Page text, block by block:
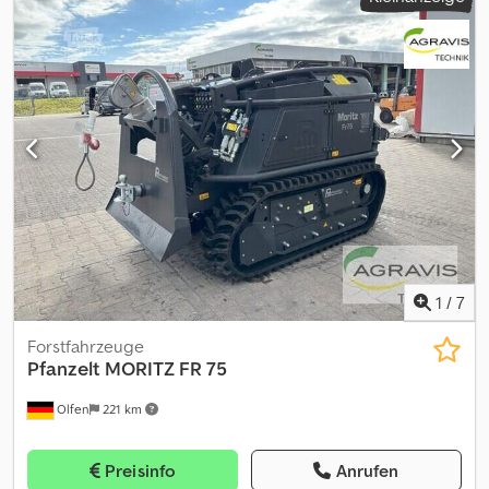
Federung: Luftfederung Hinterachse 1: Reifenmaß: 315/80 R 22.5;
Doppelbereift; Max. Achslast: 13000 kg; Reduzierung:
Ausenplanetenachsen; Federung: Luftfederung Hinterachse 2:
Reifenmaß: 315/80 R 22.5; Doppelbereift; Max. Achslast: 13000 kg;
Reduzierung: Ausenplanetenachsen; Federung: Luftfederung
Gewichte Zuladung: 500.000 kg zGG: 41.000 kg Funktionell Marke
des Aufbaus: Mercedes Zustand Technischer Zustand: sehr gut
Optischer Zustand: sehr gut Finanzielle Informationen Preis: Auf
Anfrage
lowbed trilers available Hersteller / Manufacturer: Goldhofer
Cedpfxsxc U Nvs Acnjha Typ / Type: STZ-VKL 3-34/80 A Baujahr /
Year: 2008 Gesamtgewicht / Total weight: 54.000 kg
Eigengewicht / Own weight: 21.000 kg Nutzlast / Payload: 33.000
kg Gesamtzuglänge / Overall train length: 20.000 mm (max.
telescoped 24.200 mm) Ladefläche (lxb) / loading area (lxw): 7.300
mm x 2.750 mm (telescopic to 4.200 mm) Bereifung / Tires: 235/75
R 17,5 Extra: Verlängerungsträger / Extension beam: 2x 6.000 mm
1 / 7
Olfen 221 km
Forstfahrzeuge
Pfanzelt MORITZ FR 75
Preisinfo Anrufen